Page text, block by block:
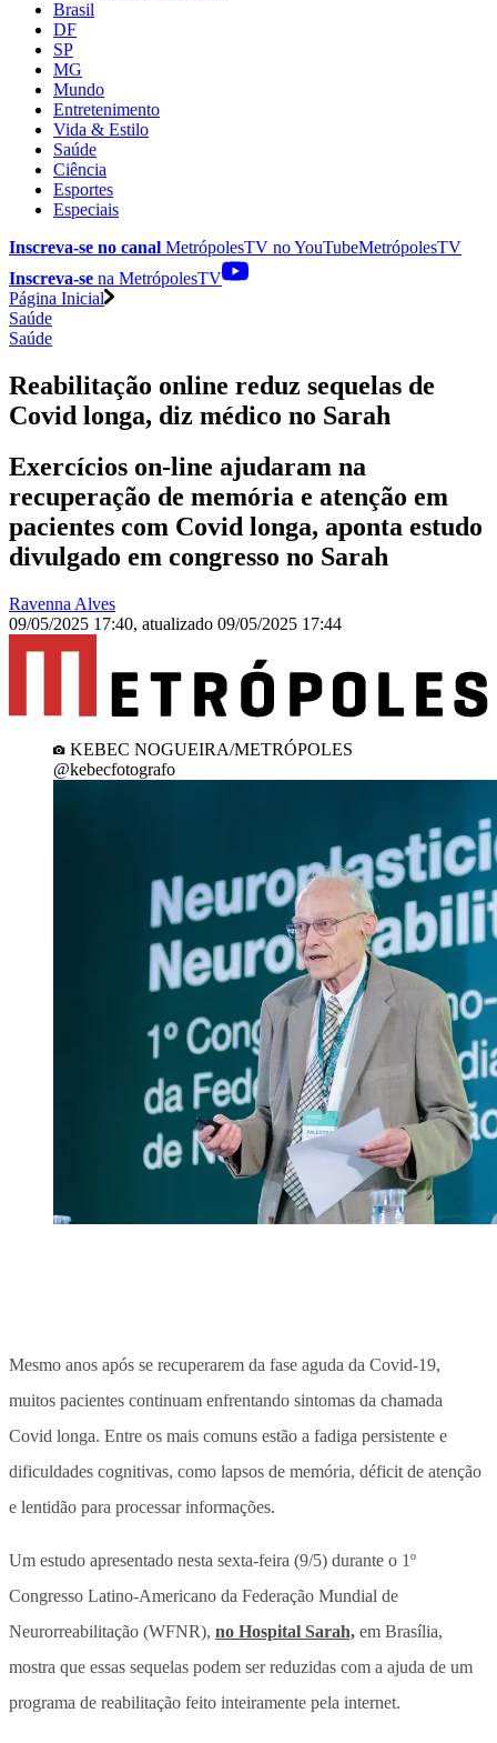
Brasil
DF
SP
MG
Mundo
Entretenimento
Vida & Estilo
Saúde
Ciência
Esportes
Especiais
Inscreva-se no canal MetrópolesTV noYouTubeMetrópolesTV
Inscreva-se na MetrópolesTV
Página Inicial
Saúde
Saúde
Reabilitação online reduz sequelas de
Covid longa, diz médico no Sarah
Exercícios on-line ajudaram na
recuperação de memória e atenção em
pacientes com Covid longa, aponta estudo
divulgado em congresso no Sarah
Ravenna Alves
09/05/2025 17:40, atualizado 09/05/2025 17:44
KEBEC NOGUEIRA/METRÓPOLES
@kebecfotografo
Mesmo anos após se recuperarem da fase aguda da Covid-19,
muitos pacientes continuam enfrentando sintomas da chamada
Covid longa. Entre os mais comuns estão a fadiga persistente e
dificuldades cognitivas, como lapsos de memória, déficit de atenção
e lentidão para processar informações.
Um estudo apresentado nesta sexta-feira (9/5) durante o 1º
Congresso Latino-Americano da Federação Mundial de
Neurorreabilitação (WFNR), no Hospital Sarah, em Brasília,
mostra que essas sequelas podem ser reduzidas com a ajuda de um
programa de reabilitação feito inteiramente pela internet.